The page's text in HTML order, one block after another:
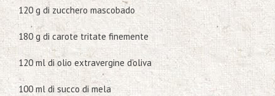
120 g di zucchero mascobado
180 g di carote tritate finemente
120 ml di olio extravergine d’oliva
100 ml di succo di mela